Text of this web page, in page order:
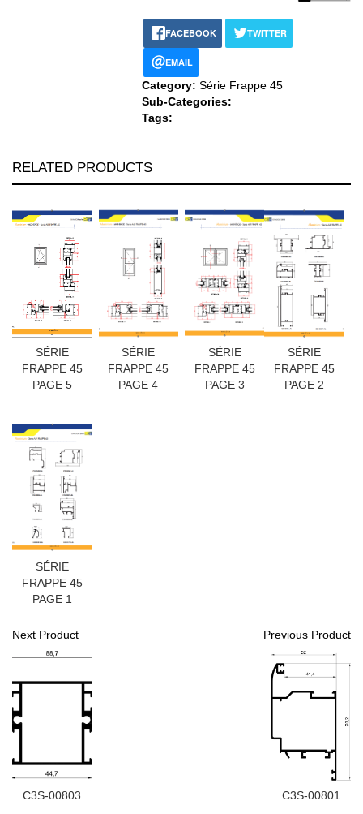
FACEBOOK TWITTER
EMAIL
Category: Série Frappe 45
Sub-Categories:
Tags:
RELATED PRODUCTS
SÉRIE
FRAPPE 45
PAGE 5
SÉRIE
FRAPPE 45
PAGE 4
SÉRIE
FRAPPE 45
PAGE 3
SÉRIE
FRAPPE 45
PAGE 2
SÉRIE
FRAPPE 45
PAGE 1
Next Product
C3S-00803
Previous Product
C3S-00801